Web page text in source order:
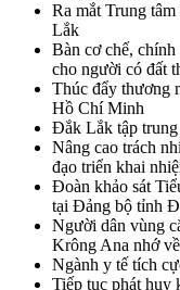
Ra mắt Trung
Lắk
Bàn cơ chế, chính
cho người có đất
Thúc đẩy thương
Hồ Chí Minh
Đắk Lắk tập trung
Nâng cao trách
đạo triển khai
Đoàn khảo sát
tại Đảng bộ tỉnh
Người dân vùng
Krông Ana nhớ
Ngành y tế tích
Tiếp tục phát huy